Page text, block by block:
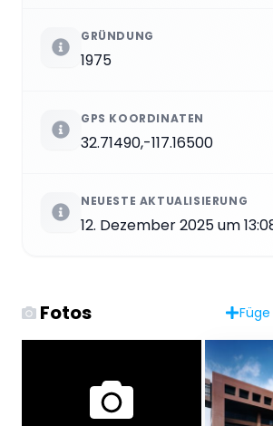
GRÜNDUNG
1975
GPS KOORDINATEN
32.71490,-117.16500
NEUESTE AKTUALISIERUNG
12. Dezember 2025 um
Fotos